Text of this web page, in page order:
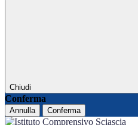
Chiudi
Conferma
Annulla Conferma